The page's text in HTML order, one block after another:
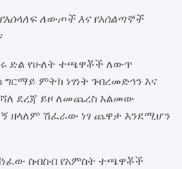
ለውጦች እና የአሰልጣኞች
ድል የሁለት ተጫዋቾች ለውጥ
ግርማይ ምትክ ነፃነት ገብረመድኅን እና
ደረጃ ይዞ ለመጨረስ አልመው
ዘላለም ሽፈራው ነፃ ጨዋታ እንደሚሆን
ስብስብ የአምስት ተጫዋቾች